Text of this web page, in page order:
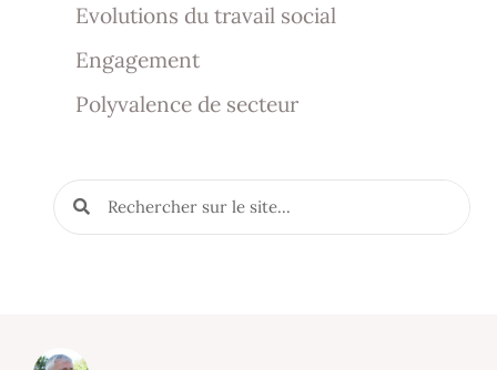
Evolutions du travail social
Engagement
Polyvalence de secteur